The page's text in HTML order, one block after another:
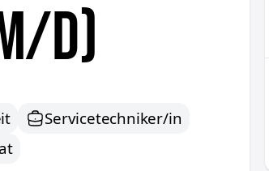
d)
Servicetechniker/in